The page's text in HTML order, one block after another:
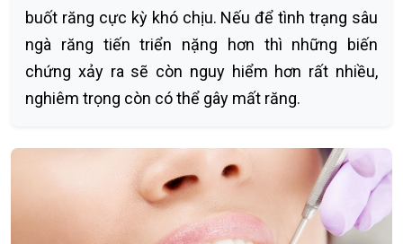
buốt răng cực kỳ khó chịu. Nếu để tình trạng sâu
ngà răng tiến triển nặng hơn thì những biến
chứng xảy ra sẽ còn nguy hiểm hơn rất nhiều,
nghiêm trọng còn có thể gây mất răng.